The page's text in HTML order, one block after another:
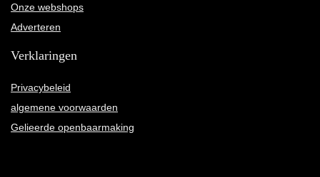
Onze webshops
Adverteren
Verklaringen
Privacybeleid
algemene voorwaarden
Gelieerde openbaarmaking